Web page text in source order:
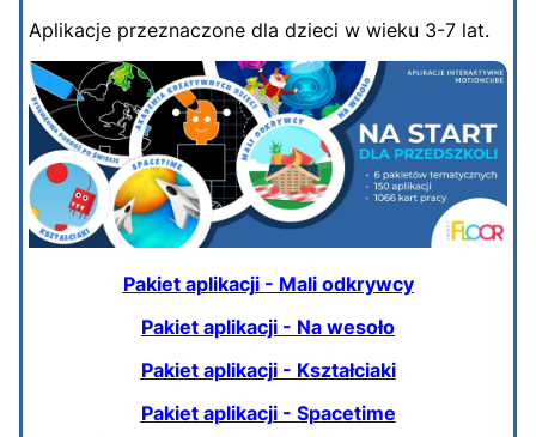
Aplikacje przeznaczone dla dzieci w wieku 3-7 lat.
Pakiet aplikacji - Mali odkrywcy
Pakiet aplikacji - Na wesoło
Pakiet aplikacji - Kształciaki
Pakiet aplikacji - Spacetime